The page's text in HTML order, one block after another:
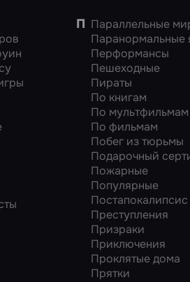
П Параллельные
Паранормальные
Перформансы
Пешеходные
Пираты
По книгам
По мультфильмам
По фильмам
Побег из тюрьмы
Подарочный
Пожарные
Популярные
Постапокалипсис
Преступления
Призраки
Приключения
Проклятые дома
Прятки